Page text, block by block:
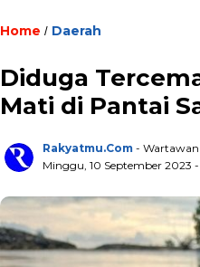
Home / Daerah
Diduga
Mati di Pantai
Rakyatmu.com - Wartawan
Minggu, 10 September 2023 -